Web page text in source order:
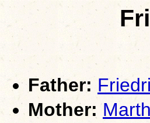
Father:
Mother: